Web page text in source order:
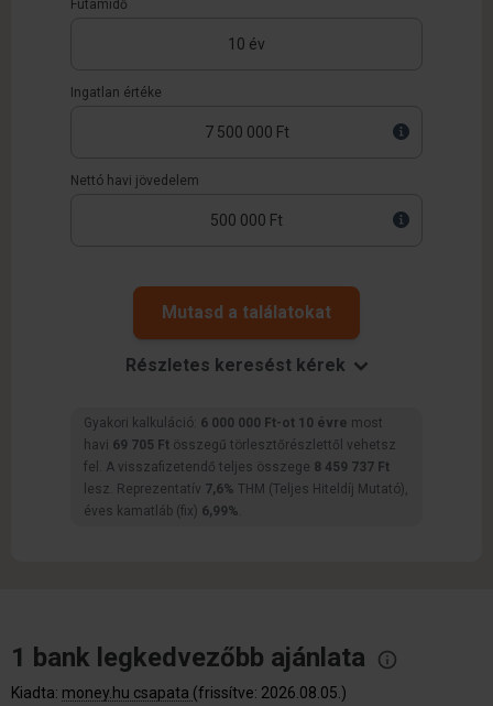
Futamidő
Ingatlan értéke
Nettó havi jövedelem
Mutasd a találatokat
Részletes keresést kérek
Gyakori kalkuláció: 6 000 000 Ft-ot 10 évre most
havi 69 705 Ft összegű törlesztőrészlettől vehetsz
fel. A visszafizetendő teljes összege 8 459 737 Ft
lesz. Reprezentatív 7,6% THM (Teljes Hiteldíj Mutató),
éves kamatláb (fix) 6,99%.
1 bank legkedvezőbb ajánlata
Kiadta: money.hu csapata (frissítve: 2026.08.05.)